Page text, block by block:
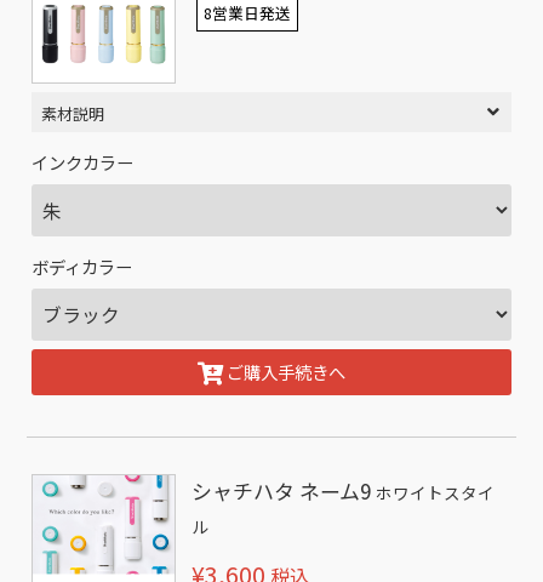
8営業日発送
素材説明
インクカラー
ボディカラー
ご購入手続きへ
シャチハタ ネーム9 ホワイトスタイ
ル
¥3,600 税込